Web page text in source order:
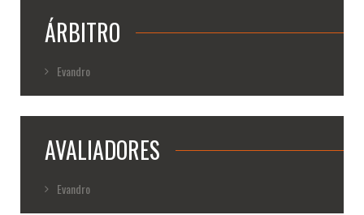
ÁRBITRO
Evandro
AVALIADORES
Evandro